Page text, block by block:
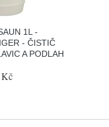
1L -
- ČISTIČ
A PODLAH